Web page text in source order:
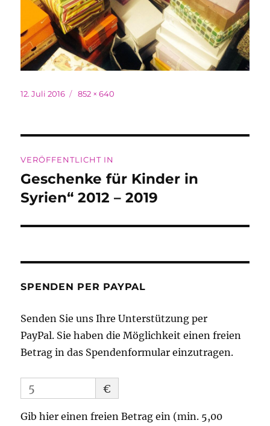
Veröffentlicht
12. Juli 2016 Originalgröße
852 × 640
VERÖFFENTLICHT IN
Geschenke für Kinder in
Syrien“ 2012 – 2019
SPENDEN PER PAYPAL
Senden Sie uns Ihre Unterstützung per
PayPal. Sie haben die Möglichkeit einen freien
Betrag in das Spendenformular einzutragen.
€
Gib hier einen freien Betrag ein (min. 5,00